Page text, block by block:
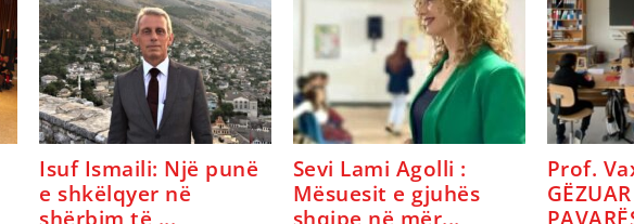
Isuf Ismaili: Një punë
e shkëlqyer në
Sevi Lami Agolli :
Mësuesit e gjuhës
Prof.